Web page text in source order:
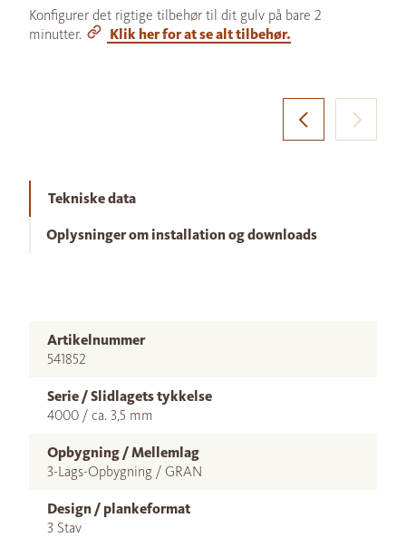
Konfigurer det rigtige tilbehør til dit gulv på bare 2
minutter.
Klik her for at se alt tilbehør.
Tekniske data
Oplysninger om installation og downloads
Artikelnummer
541852
Serie / Slidlagets tykkelse
4000 / ca. 3,5 mm
Opbygning / Mellemlag
3-Lags-Opbygning / GRAN
Design / plankeformat
3 Stav